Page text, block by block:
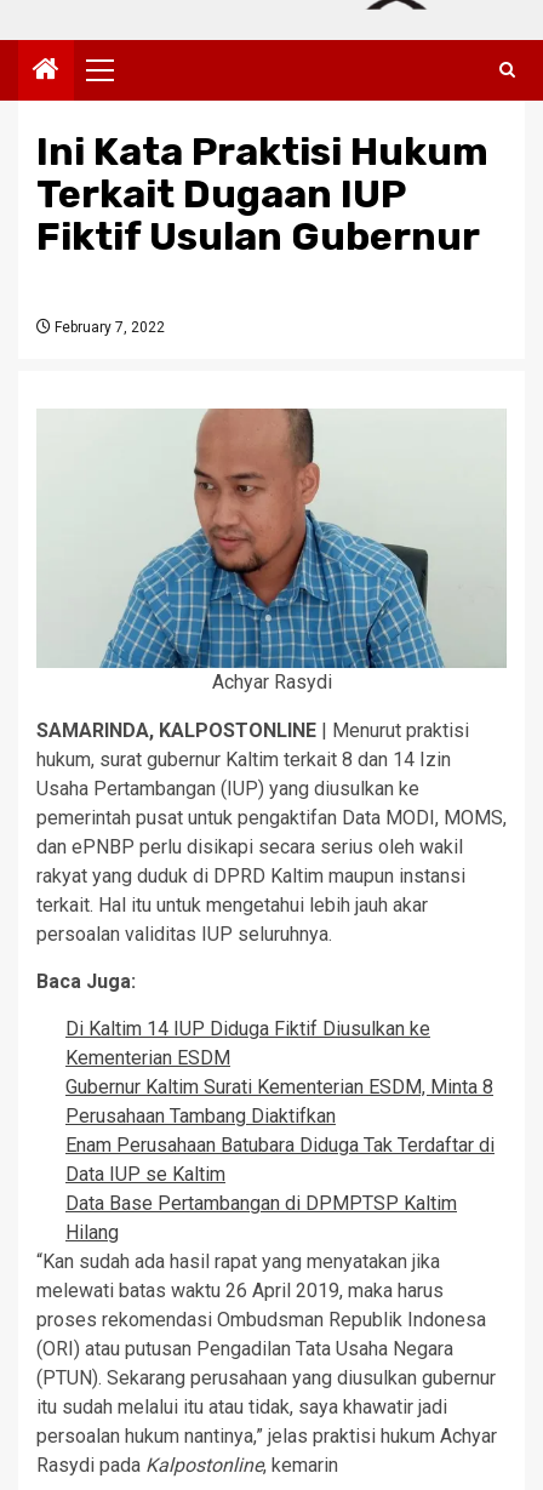
Primary
Menu
Ini Kata Praktisi Hukum
Terkait Dugaan IUP
Fiktif Usulan Gubernur
February 7, 2022
Achyar Rasydi
SAMARINDA, KALPOSTONLINE | Menurut praktisi
hukum, surat gubernur Kaltim terkait 8 dan 14 Izin
Usaha Pertambangan (IUP) yang diusulkan ke
pemerintah pusat untuk pengaktifan Data MODI, MOMS,
dan ePNBP perlu disikapi secara serius oleh wakil
rakyat yang duduk di DPRD Kaltim maupun instansi
terkait. Hal itu untuk mengetahui lebih jauh akar
persoalan validitas IUP seluruhnya.
Baca Juga:
Di Kaltim 14 IUP Diduga Fiktif Diusulkan ke
Kementerian ESDM
Gubernur Kaltim Surati Kementerian ESDM, Minta 8
Perusahaan Tambang Diaktifkan
Enam Perusahaan Batubara Diduga Tak Terdaftar di
Data IUP se Kaltim
Data Base Pertambangan di DPMPTSP Kaltim
Hilang
“Kan sudah ada hasil rapat yang menyatakan jika
melewati batas waktu 26 April 2019, maka harus
proses rekomendasi Ombudsman Republik Indonesa
(ORI) atau putusan Pengadilan Tata Usaha Negara
(PTUN). Sekarang perusahaan yang diusulkan gubernur
itu sudah melalui itu atau tidak, saya khawatir jadi
persoalan hukum nantinya,” jelas praktisi hukum Achyar
Rasydi pada Kalpostonline, kemarin